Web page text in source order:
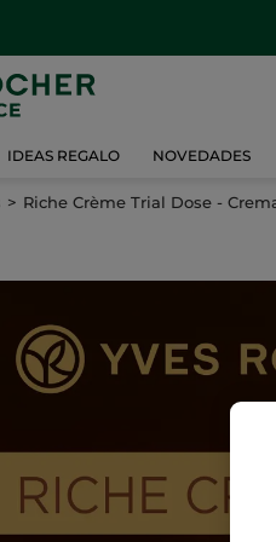
IDEAS REGALO NOVEDADES
Riche Crème Trial Dose -